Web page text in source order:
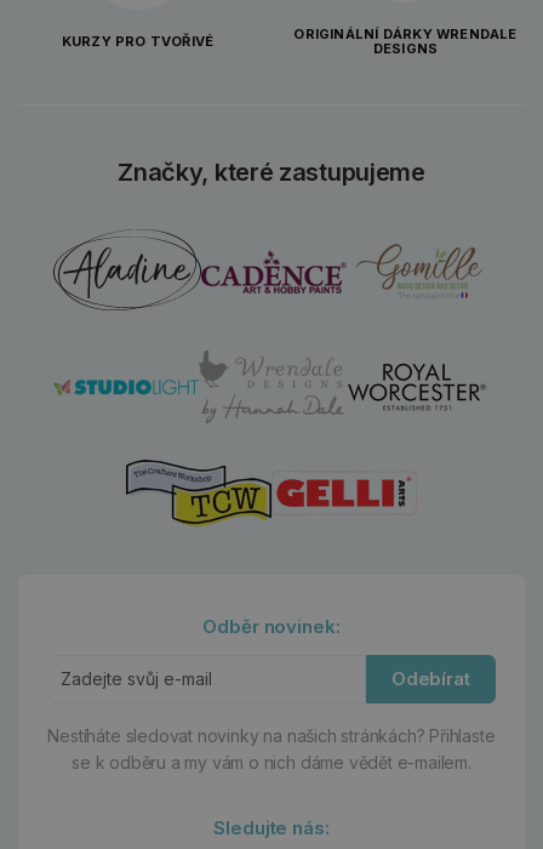
KURZY PRO TVOŘIVÉ
ORIGINÁLNÍ DÁRKY WRENDALE
DESIGNS
Značky, které zastupujeme
Odběr novinek:
Odebírat
Nestíháte sledovat novinky na našich stránkách? Přihlaste
se k odběru a my vám o nich dáme vědět e-mailem.
Sledujte nás: